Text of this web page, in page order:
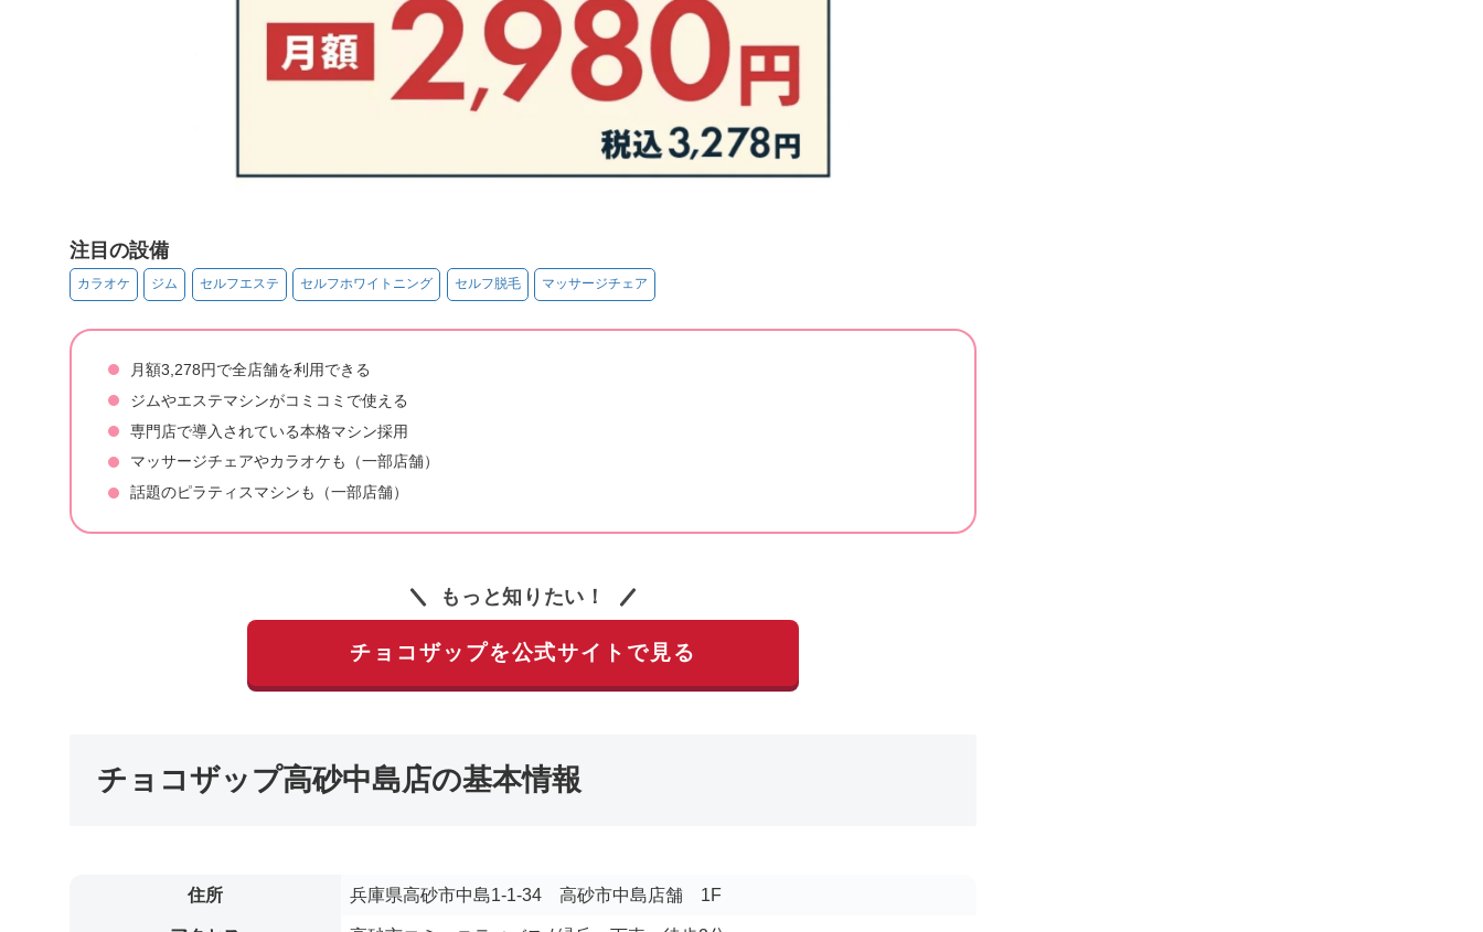
注目の設備
カラオケ ジム セルフエステ セルフホワイトニング セルフ脱毛 マッサージチェア
月額3,278円で全店舗を利用できる
ジムやエステマシンがコミコミで使える
専門店で導入されている本格マシン採用
マッサージチェアやカラオケも（一部店舗）
話題のピラティスマシンも（一部店舗）
もっと知りたい！
チョコザップを公式サイトで見る
チョコザップ高砂中島店の基本情報
住所 兵庫県高砂市中島1-1-34 高砂市中島店舗 1F